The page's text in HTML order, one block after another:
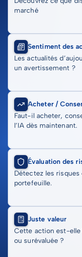
marché
Sentiment des
Les actualités
un avertissement ?
Acheter /
Faut-il acheter,
l’IA dès maintenant.
Évaluation des
Détectez les risques
portefeuille.
Juste valeur
Cette action est-
ou surévaluée ?